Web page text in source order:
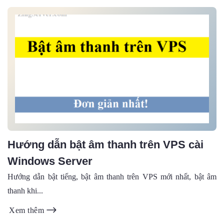
Hướng dẫn bật âm thanh trên VPS cài
Windows Server
Hướng dẫn bật tiếng, bật âm thanh trên VPS mới nhất, bật âm
thanh khi...
Xem thêm